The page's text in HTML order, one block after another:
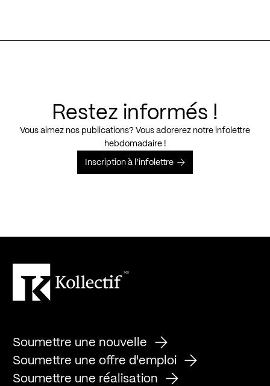
Restez informés !
Vous aimez nos publications? Vous adorerez notre infolettre
hebdomadaire !
Inscription à l’infolettre
Soumettre une nouvelle
Soumettre une offre d'emploi
Soumettre une réalisation